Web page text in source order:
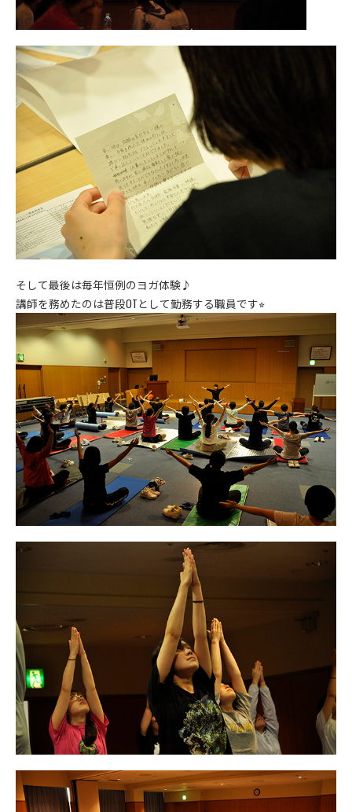
そして最後は毎年恒例のヨガ体験♪
講師を務めたのは普段OTとして勤務する職員です⭐︎